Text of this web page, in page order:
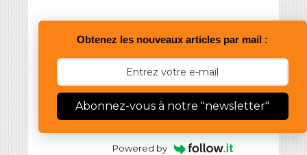
Obtenez les nouveaux articles par mail :
Abonnez-vous à notre "newsletter"
Powered by